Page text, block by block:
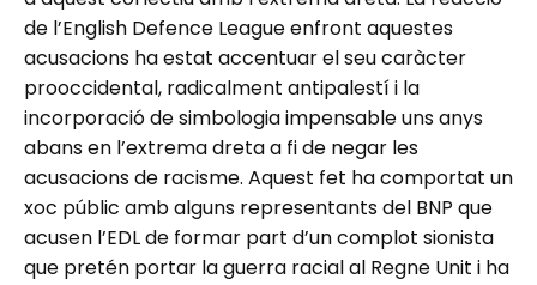
de l’English Defence League enfront aquestes
acusacions ha estat accentuar el seu caràcter
prooccidental, radicalment antipalestí i la
incorporació de simbologia impensable uns anys
abans en l’extrema dreta a fi de negar les
acusacions de racisme. Aquest fet ha comportat un
xoc públic amb alguns representants del BNP que
acusen l’EDL de formar part d’un complot sionista
que pretén portar la guerra racial al Regne Unit i ha